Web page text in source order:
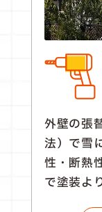
外壁の張
法）で雪
性・断熱
で塗装よ